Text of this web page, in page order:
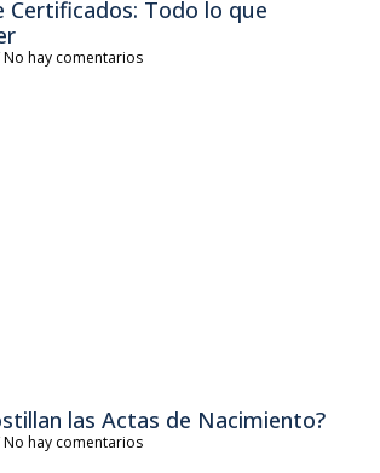
Certificados: Todo lo que
No hay comentarios
las Actas de Nacimiento?
No hay comentarios